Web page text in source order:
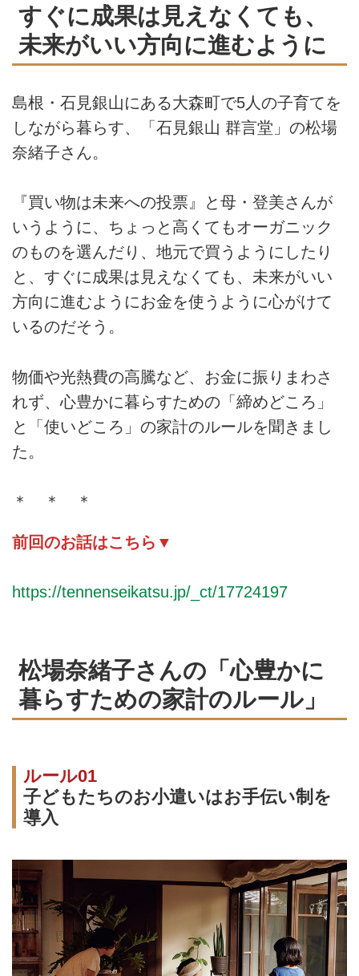
すぐに成果は見えなくても、
未来がいい方向に進むように
島根・石見銀山にある大森町で5人の子育てを
しながら暮らす、「石見銀山 群言堂」の松場
奈緒子さん。
『買い物は未来への投票』と母・登美さんが
いうように、ちょっと高くてもオーガニック
のものを選んだり、地元で買うようにしたり
と、すぐに成果は見えなくても、未来がいい
方向に進むようにお金を使うように心がけて
いるのだそう。
物価や光熱費の高騰など、お金に振りまわさ
れず、心豊かに暮らすための「締めどころ」
と「使いどころ」の家計のルールを聞きまし
た。
＊ ＊ ＊
前回のお話はこちら▼
https://tennenseikatsu.jp/_ct/17724197
松場奈緒子さんの「心豊かに
暮らすための家計のルール」
ルール01
子どもたちのお小遣いはお手伝い制を
導入